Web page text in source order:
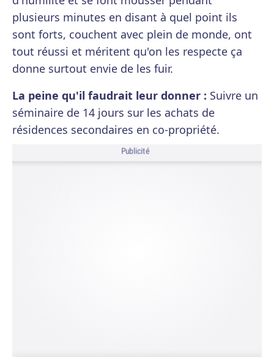
plusieurs minutes en disant à quel point ils
sont forts, couchent avec plein de monde, ont
tout réussi et méritent qu'on les respecte ça
donne surtout envie de les fuir.
La peine qu'il faudrait leur donner : Suivre un
séminaire de 14 jours sur les achats de
résidences secondaires en co-propriété.
Publicité